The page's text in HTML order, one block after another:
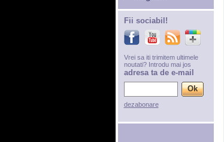
Fii sociabil!
Vrei sa iti trimitem ultimele
noutati? Introdu mai jos
adresa ta de e-mail
dezabonare